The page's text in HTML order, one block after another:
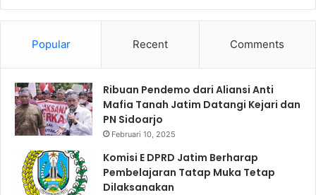
0
k
a
s
Popular Recent Comments
Ribuan Pendemo dari Aliansi Anti
Mafia Tanah Jatim Datangi Kejari dan
PN Sidoarjo
Februari 10, 2025
Komisi E DPRD Jatim Berharap
Pembelajaran Tatap Muka Tetap
Dilaksanakan